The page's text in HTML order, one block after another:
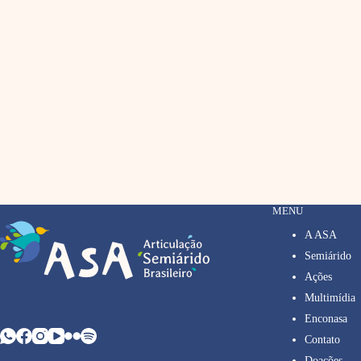
MENU
A ASA
Semiárido
Ações
Multimídia
Enconasa
Contato